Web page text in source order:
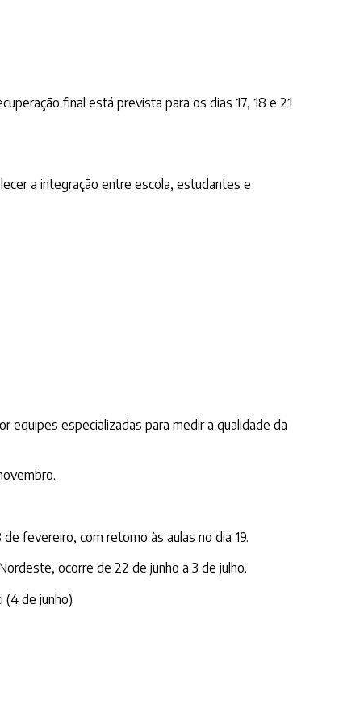
final está prevista para os dias 17, 18 e 21
a integração entre escola, estudantes e
equipes especializadas para medir a qualidade da
fevereiro, com retorno às aulas no dia 19.
ocorre de 22 de junho a 3 de julho.
(4 de junho).